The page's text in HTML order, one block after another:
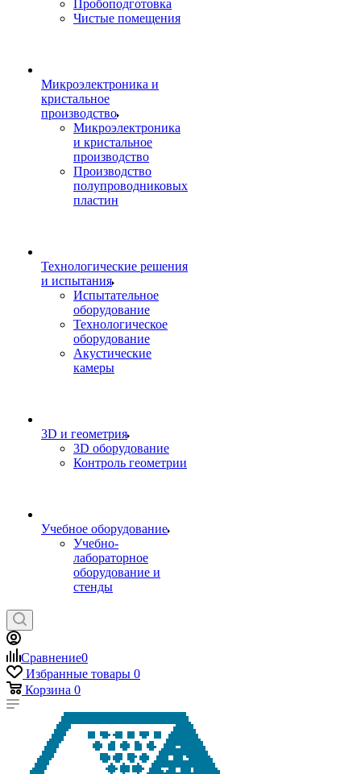
Пробоподготовка
Чистые помещения
Микроэлектроника и
кристальное
производство
Микроэлектроника
и кристальное
производство
Производство
полупроводниковых
пластин
Технологические решения
и испытания
Испытательное
оборудование
Технологическое
оборудование
Акустические
камеры
3D и геометрия
3D оборудование
Контроль геометрии
Учебное оборудование
Учебно-
лабораторное
оборудование и
стенды
Сравнение0
Избранные товары 0
Корзина 0